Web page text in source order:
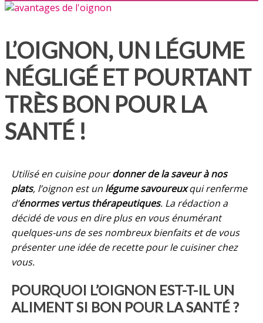
L’OIGNON, UN LÉGUME
NÉGLIGÉ ET POURTANT
TRÈS BON POUR LA
SANTÉ !
Utilisé en cuisine pourdonner de la saveur à nos
plats, l’oignon est un légume savoureuxqui renferme
d’énormes vertus thérapeutiques. La rédaction a
décidé de vous en dire plus en vous énumérant
quelques-uns de ses nombreux bienfaits et de vous
présenter une idée de recette pour le cuisiner chez
vous.
POURQUOI L’OIGNON EST-T-IL UN
ALIMENT SI BON POUR LA SANTÉ ?